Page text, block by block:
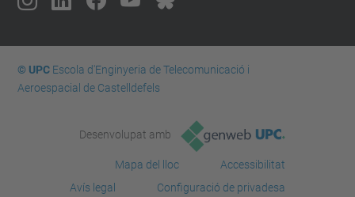
© UPCEscola d'Enginyeria de Telecomunicació i
Aeroespacial de Castelldefels
Desenvolupat amb
Mapa del lloc
Accessibilitat
Avís legal
Configuració de privadesa